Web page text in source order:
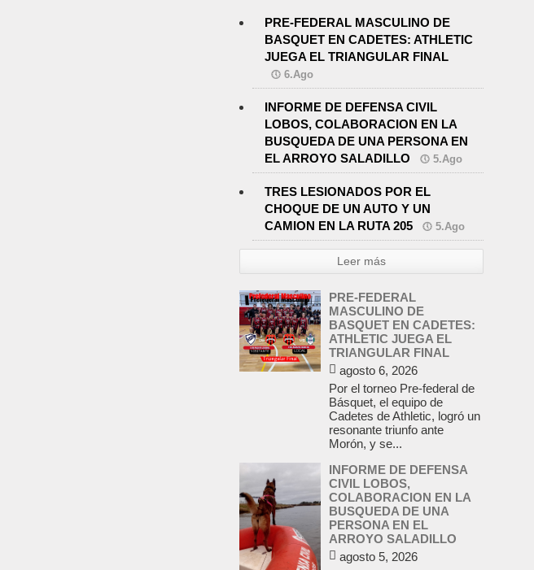
PRE-FEDERAL MASCULINO DE
BASQUET EN CADETES: ATHLETIC
JUEGA EL TRIANGULAR FINAL
6.Ago
INFORME DE DEFENSA CIVIL
LOBOS, COLABORACION EN LA
BUSQUEDA DE UNA PERSONA EN
EL ARROYO SALADILLO
5.Ago
TRES LESIONADOS POR EL
CHOQUE DE UN AUTO Y UN
CAMION EN LA RUTA 205
5.Ago
Leer más
PRE-FEDERAL
MASCULINO DE
BASQUET EN CADETES:
ATHLETIC JUEGA EL
TRIANGULAR FINAL
agosto 6, 2026
Por el torneo Pre-federal de
Básquet, el equipo de
Cadetes de Athletic, logró un
resonante triunfo ante
Morón, y se...
INFORME DE DEFENSA
CIVIL LOBOS,
COLABORACION EN LA
BUSQUEDA DE UNA
PERSONA EN EL
ARROYO SALADILLO
agosto 5, 2026